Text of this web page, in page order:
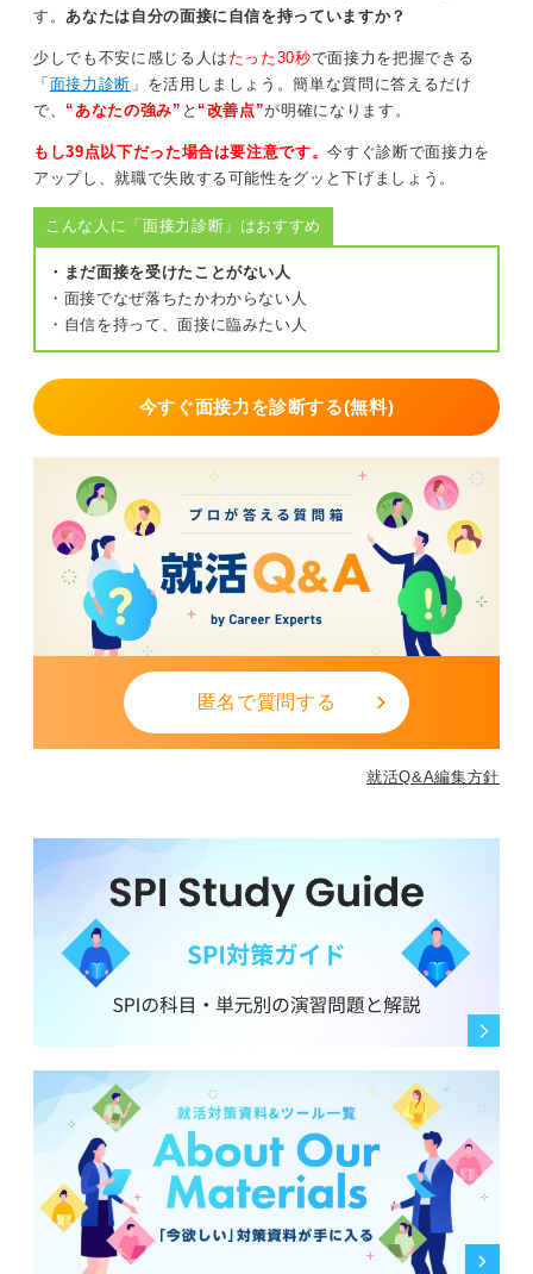
す。 あなたは自分の面接に自信を持っていますか？
少しでも不安に感じる人は たった30秒で面接力を把握できる
「 面接力診断 」を活用しましょう。簡単な質問に答えるだけ
で、 “あなたの強み” と “改善点”が明確になります。
もし39点以下だった場合は要注意です。今すぐ診断で面接力を
アップし、就職で失敗する可能性をグッと下げましょう。
こんな人に「面接力診断」はおすすめ
・まだ面接を受けたことがない人
・面接でなぜ落ちたかわからない人
・自信を持って、面接に臨みたい人
今すぐ面接力を診断する(無料)
匿名で質問する
就活Q&A編集方針